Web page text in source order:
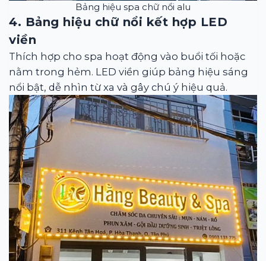
Bảng hiệu spa chữ nổi alu
4. Bảng hiệu chữ nổi kết hợp LED
viền
Thích hợp cho spa hoạt động vào buổi tối hoặc
nằm trong hẻm. LED viền giúp bảng hiệu sáng
nổi bật, dễ nhìn từ xa và gây chú ý hiệu quả.